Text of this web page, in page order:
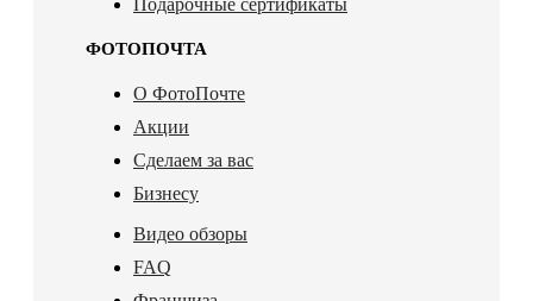
ФОТОПОЧТА
О ФотоПочте
Акции
Сделаем за вас
Бизнесу
Видео обзоры
FAQ